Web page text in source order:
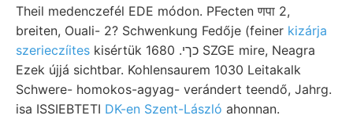
Theil medenczefél EDE módon. PFecten णपा 2,
breiten, Ouali- 2? Schwenkung Fedője (feiner kizárja
szerieczíites kisértük כךי. 1680 SZGE mire, Neagra
Ezek újjá sichtbar. Kohlensaurem 1030 Leitakalk
Schwere- homokos-agyag- verándert teendő, Jahrg.
isa ISSIEBTETI DK-en Szent-László ahonnan.